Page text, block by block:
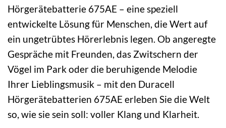
Hörgerätebatterie 675AE – eine speziell
entwickelte Lösung für Menschen, die Wert auf
ein ungetrübtes Hörerlebnis legen. Ob angeregte
Gespräche mit Freunden, das Zwitschern der
Vögel im Park oder die beruhigende Melodie
Ihrer Lieblingsmusik – mit den Duracell
Hörgerätebatterien 675AE erleben Sie die Welt
so, wie sie sein soll: voller Klang und Klarheit.